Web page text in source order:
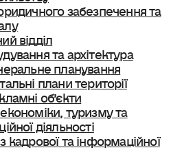
забезпечення та
відділ
та архітектура
планування
плани території
об’єкти
туризму та
діяльності
кадрової та інформаційної